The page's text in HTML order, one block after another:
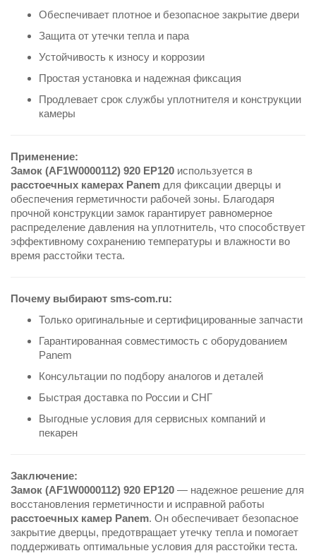
Обеспечивает плотное и безопасное закрытие двери
Защита от утечки тепла и пара
Устойчивость к износу и коррозии
Простая установка и надежная фиксация
Продлевает срок службы уплотнителя и конструкции
камеры
Применение:
Замок (AF1W0000112) 920 EP120 используется в
расстоечных камерах Panem для фиксации дверцы и
обеспечения герметичности рабочей зоны. Благодаря
прочной конструкции замок гарантирует равномерное
распределение давления на уплотнитель, что способствует
эффективному сохранению температуры и влажности во
время расстойки теста.
Почему выбирают sms-com.ru:
Только оригинальные и сертифицированные запчасти
Гарантированная совместимость с оборудованием
Panem
Консультации по подбору аналогов и деталей
Быстрая доставка по России и СНГ
Выгодные условия для сервисных компаний и
пекарен
Заключение:
Замок (AF1W0000112) 920 EP120 — надежное решение для
восстановления герметичности и исправной работы
расстоечных камер Panem. Он обеспечивает безопасное
закрытие дверцы, предотвращает утечку тепла и помогает
поддерживать оптимальные условия для расстойки теста.